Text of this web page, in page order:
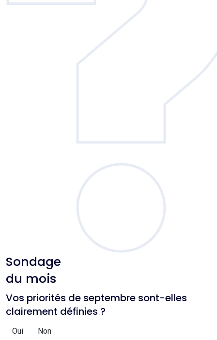
Sondage
du mois
Vos priorités de septembre sont-elles
clairement définies ?
Oui Non